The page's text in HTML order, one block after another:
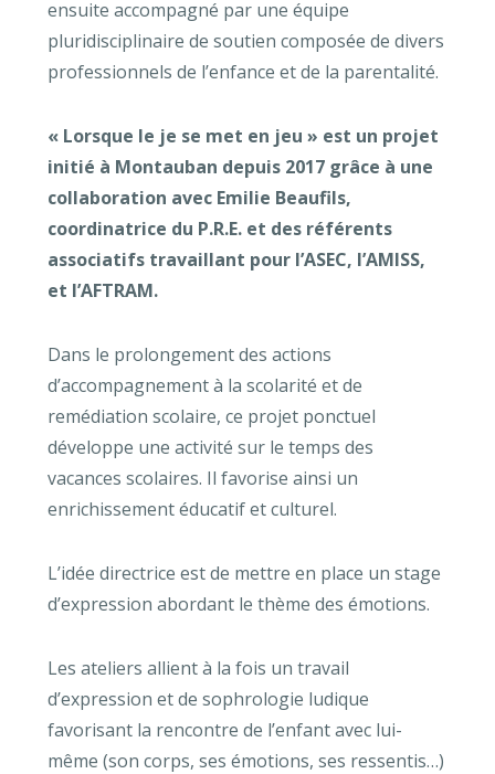
ensuite accompagné par une équipe
pluridisciplinaire de soutien composée de divers
professionnels de l’enfance et de la parentalité.
« Lorsque le je se met en jeu » est un projet
initié à Montauban depuis 2017 grâce à une
collaboration avec Emilie Beaufils,
coordinatrice du P.R.E. et des référents
associatifs travaillant pour l’ASEC, l’AMISS,
et l’AFTRAM.
Dans le prolongement des actions
d’accompagnement à la scolarité et de
remédiation scolaire, ce projet ponctuel
développe une activité sur le temps des
vacances scolaires. Il favorise ainsi un
enrichissement éducatif et culturel.
L’idée directrice est de mettre en place un stage
d’expression abordant le thème des émotions.
Les ateliers allient à la fois un travail
d’expression et de sophrologie ludique
favorisant la rencontre de l’enfant avec lui-
même (son corps, ses émotions, ses ressentis…)